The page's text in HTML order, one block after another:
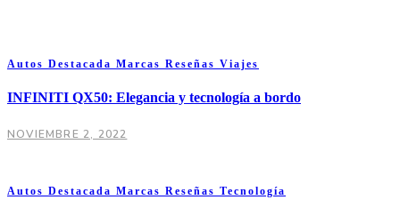
Autos Destacada Marcas Reseñas Viajes
INFINITI QX50: Elegancia y tecnología a bordo
NOVIEMBRE 2, 2022
Autos Destacada Marcas Reseñas Tecnología